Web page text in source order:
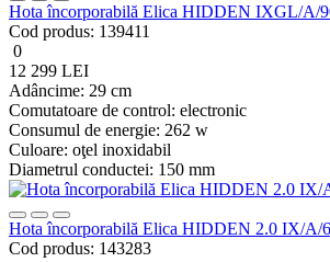
Hota încorporabilă Elica HIDDEN IXGL/A/
Cod produs: 139411
0
12 299 LEI
Adâncime: 29 cm
Comutatoare de control: electronic
Consumul de energie: 262 w
Culoare: oţel inoxidabil
Diametrul conductei: 150 mm
Hota încorporabilă Elica HIDDEN 2.0 IX/A/
Cod produs: 143283